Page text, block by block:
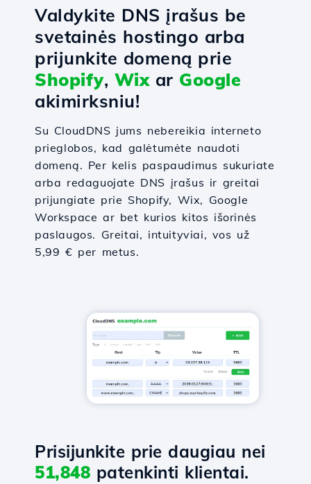
Valdykite DNS įrašus be
svetainės hostingo arba
prijunkite domeną prie
Shopify, Wixar Google
akimirksniu!
Su CloudDNS jums nebereikia interneto
prieglobos, kad galėtumėte naudoti
domeną. Per kelis paspaudimus sukuriate
arba redaguojate DNS įrašus ir greitai
prijungiate prie Shopify, Wix, Google
Workspace ar bet kurios kitos išorinės
paslaugos. Greitai, intuityviai, vos už
5,99 € per metus.
Prisijunkite prie daugiau nei
51,848 patenkinti klientai.